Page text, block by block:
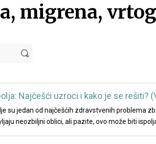
migrena,
Najčešći uzroci i kako je se rešiti?
su jedan od najčešćih zdravstvenih problema
neozbiljni oblici, ali pazite, ovo može biti